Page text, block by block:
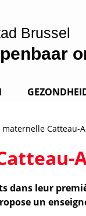
Brussel
maternelle Catteau-
dans leur
un